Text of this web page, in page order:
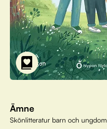
Ämne
Skönlitteratur barn och ungdom